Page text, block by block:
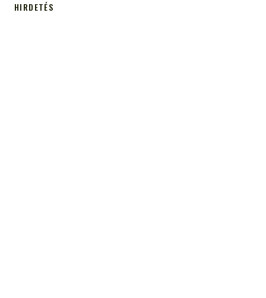
HIRDETÉS